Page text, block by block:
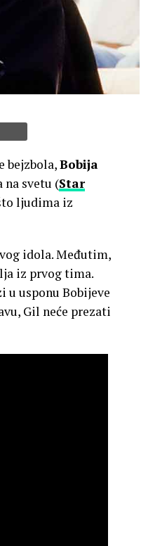
bejzbola,Bobija
na svetu (Star
ljudima iz
idola. Međutim,
iz prvog tima.
u usponu Bobijeve
Gil neće prezati